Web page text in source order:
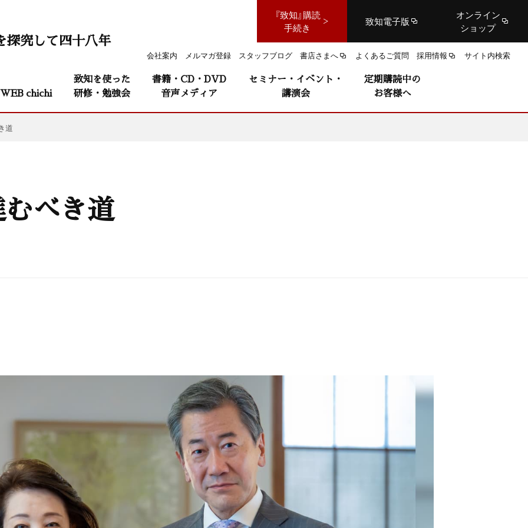
『致知』購読
手続き
致知電子版
オンライン
ショップ
会社案内 メルマガ登録 スタッフブログ 書店さまへ よくあるご質問 採用情報 サイト内検索
探究して四十八年
WEB chichi
致知を使った
研修・勉強会
書籍・CD・DVD
音声メディア
セミナー・イベント・
講演会
定期購読中の
お客様へ
道
べき道